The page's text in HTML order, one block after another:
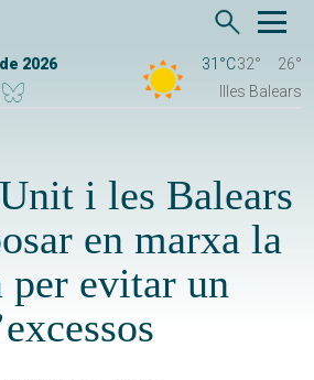
2026 31°C32°
26°
Illes Balears
i les Balears
en marxa la
per evitar un